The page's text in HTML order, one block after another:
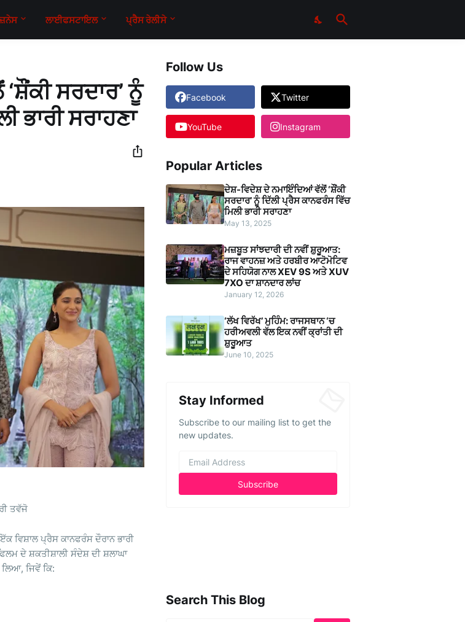
ਲਾਈਫਸਟਾਇਲ ਪ੍ਰੈਸ ਰੇਲੀਸੇ
ਸਰਦਾਰ’ ਨੂੰ
ਭਾਰੀ ਸਰਾਹਣਾ
ਤਵੱਜੋ
ਵਿਸ਼ਾਲ ਪ੍ਰੈਸ ਕਾਨਫਰੰਸ ਦੌਰਾਨ ਭਾਰੀ
ਦੇ ਸ਼ਕਤੀਸ਼ਾਲੀ ਸੰਦੇਸ਼ ਦੀ ਸ਼ਲਾਘਾ
ਜਿਵੇਂ ਕਿ:
Follow Us
Facebook Twitter
YouTube Instagram
Popular Articles
ਦੇਸ਼-ਵਿਦੇਸ਼ ਦੇ ਨਮਾਇੰਦਿਆਂ ਵੱਲੋਂ ‘ਸ਼ੌਂਕੀ
ਸਰਦਾਰ’ ਨੂੰ ਦਿੱਲੀ ਪ੍ਰੈਸ ਕਾਨਫਰੰਸ ਵਿੱਚ
ਮਿਲੀ ਭਾਰੀ ਸਰਾਹਣਾ
May 13, 2025
ਮਜ਼ਬੂਤ ਸਾਂਝਦਾਰੀ ਦੀ ਨਵੀਂ ਸ਼ੁਰੂਆਤ:
ਰਾਜ ਵਾਹਨਜ਼ ਅਤੇ ਹਰਬੀਰ ਆਟੋਮੋਟਿਵ
ਦੇ ਸਹਿਯੋਗ ਨਾਲ XEV 9S ਅਤੇ XUV
7XO ਦਾ ਸ਼ਾਨਦਾਰ ਲਾਂਚ
January 12, 2026
‘ਲੱਖ ਵਿਰੱਖ’ ਮੁਹਿੰਮ: ਰਾਜਸਥਾਨ ‘ਚ
ਹਰੀਅਵਲੀ ਵੱਲ ਇਕ ਨਵੀਂ ਕ੍ਰਾਂਤੀ ਦੀ
ਸ਼ੁਰੂਆਤ
June 10, 2025
Stay Informed
Subscribe to our mailing list to get the
new updates.
Search This Blog